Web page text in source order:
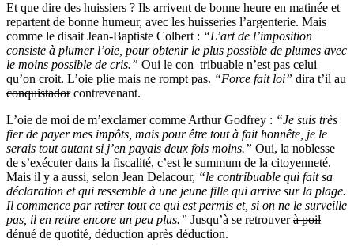
Et que dire des huissiers ? Ils arrivent de bonne heure en matinée et
repartent de bonne humeur, avec les huisseries l’argenterie. Mais
comme le disait Jean-Baptiste Colbert : “L’art de l’imposition
consiste à plumer l’oie, pour obtenir le plus possible de plumes avec
le moins possible de cris.” Oui le con_tribuable n’est pas celui
qu’on croit. L’oie plie mais ne rompt pas. “Force fait loi” dira t’il au
conquistadorcontrevenant.
L’oie de moi de m’exclamer comme Arthur Godfrey : “Je suis très
fier de payer mes impôts, mais pour être tout à fait honnête, je le
serais tout autant si j’en payais deux fois moins.” Oui, la noblesse
de s’exécuter dans la fiscalité, c’est le summum de la citoyenneté.
Mais il y a aussi, selon Jean Delacour, “le contribuable qui fait sa
déclaration et qui ressemble à une jeune fille qui arrive sur la plage.
Il commence par retirer tout ce qui est permis et, si on ne le surveille
pas, il en retire encore un peu plus.” Jusqu’à se retrouverà poil
dénué de quotité, déduction après déduction.